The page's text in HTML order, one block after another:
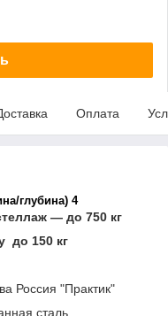
Оплата
глубина) 4
― до 750 кг
до 150 кг
Россия "Практик"
сталь,